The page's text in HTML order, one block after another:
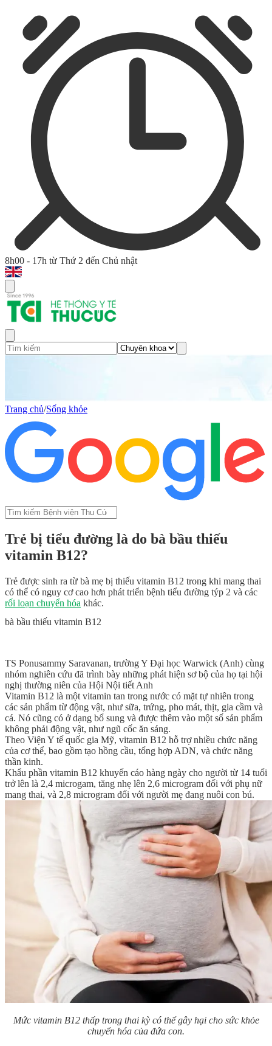
8h00 - 17h từ Thứ 2 đến Chủ nhật
Trang chủ/Sống khỏe
Trẻ bị tiểu đường là do bà bầu thiếu
vitamin B12?
Trẻ được sinh ra từ bà mẹ bị thiếu vitamin B12 trong khi mang thai
có thể có nguy cơ cao hơn phát triển bệnh tiểu đường týp 2 và các
rối loạn chuyển hóa khác.
bà bầu thiếu vitamin B12
TS Ponusammy Saravanan, trường Y Đại học Warwick (Anh) cùng
nhóm nghiên cứu đã trình bày những phát hiện sơ bộ của họ tại hội
nghị thường niên của Hội Nội tiết Anh
Vitamin B12 là một vitamin tan trong nước có mặt tự nhiên trong
các sản phẩm từ động vật, như sữa, trứng, pho mát, thịt, gia cầm và
cá. Nó cũng có ở dạng bổ sung và được thêm vào một số sản phẩm
không phải động vật, như ngũ cốc ăn sáng.
Theo Viện Y tế quốc gia Mỹ, vitamin B12 hỗ trợ nhiều chức năng
của cơ thể, bao gồm tạo hồng cầu, tổng hợp ADN, và chức năng
thần kinh.
Khẩu phần vitamin B12 khuyến cáo hàng ngày cho người từ 14 tuổi
trở lên là 2,4 microgam, tăng nhẹ lên 2,6 microgram đối với phụ nữ
mang thai, và 2,8 microgram đối với người mẹ đang nuôi con bú.
Mức vitamin B12 thấp trong thai kỳ có thể gây hại cho sức khỏe
chuyển hóa của đứa con.